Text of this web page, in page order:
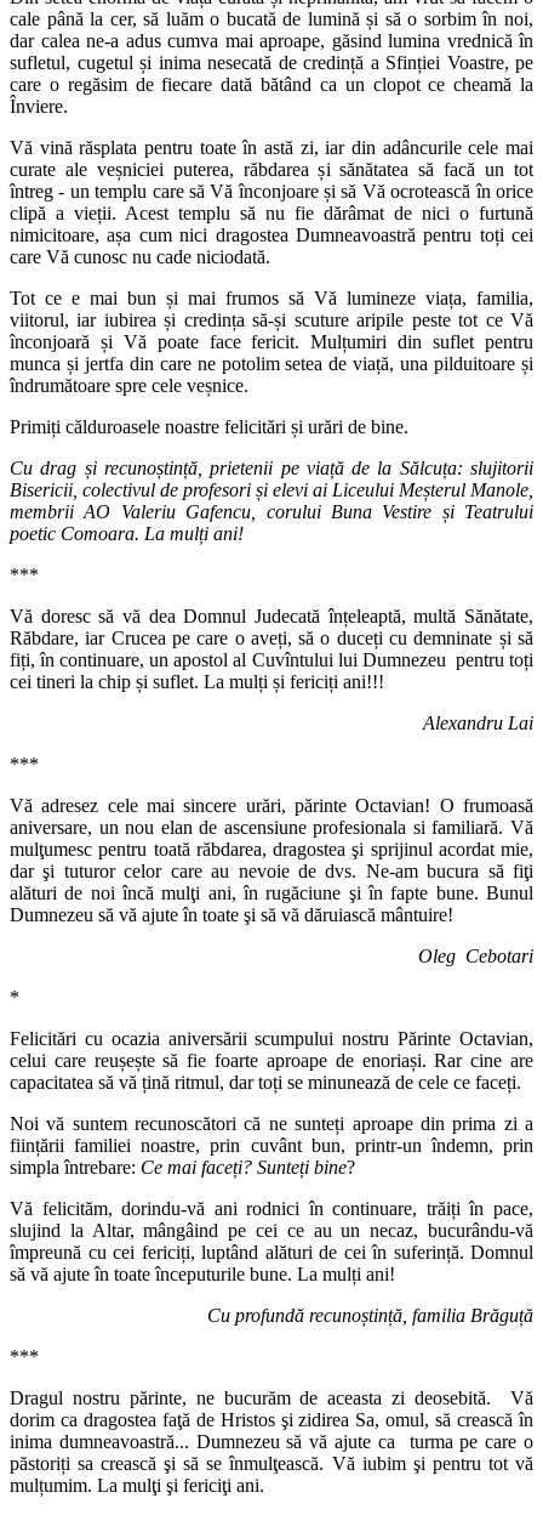
cale până la cer, să luăm o bucată de lumină și să o sorbim în noi,
dar calea ne-a adus cumva mai aproape, găsind lumina vrednică în
sufletul, cugetul și inima nesecată de credință a Sfinției Voastre, pe
care o regăsim de fiecare dată bătând ca un clopot ce cheamă la
Înviere.
Vă vină răsplata pentru toate în astă zi, iar din adâncurile cele mai
curate ale veșniciei puterea, răbdarea și sănătatea să facă un tot
întreg - un templu care să Vă înconjoare și să Vă ocrotească în orice
clipă a vieții. Acest templu să nu fie dărâmat de nici o furtună
nimicitoare, așa cum nici dragostea Dumneavoastră pentru toți cei
care Vă cunosc nu cade niciodată.
Tot ce e mai bun și mai frumos să Vă lumineze viața, familia,
viitorul, iar iubirea și credința să-și scuture aripile peste tot ce Vă
înconjoară și Vă poate face fericit. Mulțumiri din suflet pentru
munca și jertfa din care ne potolim setea de viață, una pilduitoare și
îndrumătoare spre cele veșnice.
Primiți călduroasele noastre felicitări și urări de bine.
Cu drag și recunoștință, prietenii pe viață de la Sălcuța: slujitorii
Bisericii, colectivul de profesori și elevi ai Liceului Meșterul Manole,
membrii AO Valeriu Gafencu, corului Buna Vestire și Teatrului
poetic Comoara. La mulți ani!
***
Vă doresc să vă dea Domnul Judecată înțeleaptă, multă Sănătate,
Răbdare, iar Crucea pe care o aveți, să o duceți cu demninate și să
fiți, în continuare, un apostol al Cuvîntului lui Dumnezeu pentru toți
cei tineri la chip și suflet. La mulți și fericiți ani!!!
Alexandru Lai
***
Vă adresez cele mai sincere urări, părinte Octavian! O frumoasă
aniversare, un nou elan de ascensiune profesionala si familiară. Vă
mulţumesc pentru toată răbdarea, dragostea şi sprijinul acordat mie,
dar şi tuturor celor care au nevoie de dvs. Ne-am bucura să fiţi
alături de noi încă mulţi ani, în rugăciune şi în fapte bune. Bunul
Dumnezeu să vă ajute în toate şi să vă dăruiască mântuire!
Oleg Cebotari
*
Felicitări cu ocazia aniversării scumpului nostru Părinte Octavian,
celui care reușește să fie foarte aproape de enoriași. Rar cine are
capacitatea să vă țină ritmul, dar toți se minunează de cele ce faceți.
Noi vă suntem recunoscători că ne sunteți aproape din prima zi a
ființării familiei noastre, prin cuvânt bun, printr-un îndemn, prin
simpla întrebare: Ce mai faceți? Sunteți bine?
Vă felicităm, dorindu-vă ani rodnici în continuare, trăiți în pace,
slujind la Altar, mângâind pe cei ce au un necaz, bucurându-vă
împreună cu cei fericiți, luptând alături de cei în suferință. Domnul
să vă ajute în toate începuturile bune. La mulți ani!
Cu profundă recunoștință, familia Brăguță
***
Dragul nostru părinte, ne bucurăm de aceasta zi deosebită. Vă
dorim ca dragostea faţă de Hristos şi zidirea Sa, omul, să crească în
inima dumneavoastră... Dumnezeu să vă ajute ca turma pe care o
păstoriți sa crească şi să se înmulţească. Vă iubim şi pentru tot vă
mulțumim. La mulţi şi fericiţi ani.